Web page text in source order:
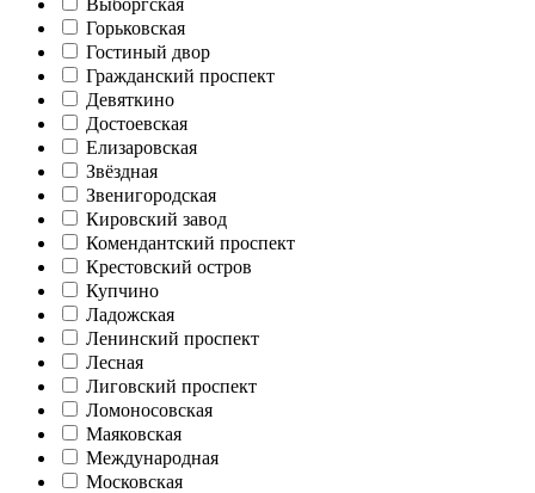
Горьковская
Гостиный двор
Гражданский проспект
Девяткино
Достоевская
Елизаровская
Звёздная
Звенигородская
Кировский завод
Комендантский проспект
Крестовский остров
Купчино
Ладожская
Ленинский проспект
Лесная
Лиговский проспект
Ломоносовская
Маяковская
Международная
Московская